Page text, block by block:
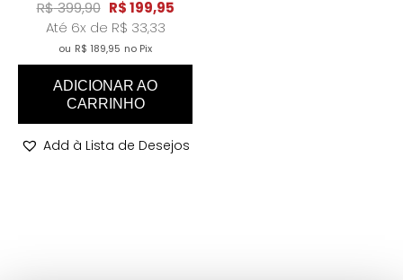
R$399,90 R$199,95
Até 6x de R$ 33,33
ou R$ 189,95 no Pix
ADICIONAR AO
CARRINHO
Add à Lista de Desejos